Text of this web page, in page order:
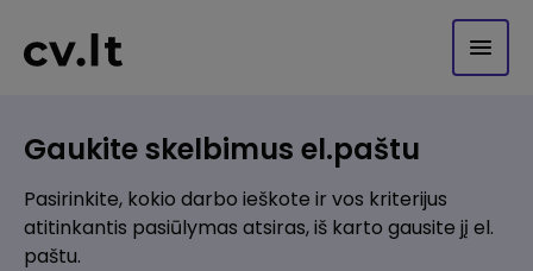
Gaukite skelbimus el.paštu
Pasirinkite, kokio darbo ieškote ir vos kriterijus
atitinkantis pasiūlymas atsiras, iš karto gausite jį el.
paštu.